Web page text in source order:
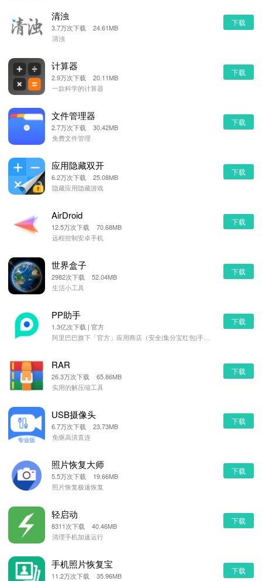
清浊
3.7万次下载 24.61MB
清浊
下载
计算器
2.9万次下载 20.11MB
一款科学的计算器
下载
文件管理器
2.7万次下载 30.42MB
免费文件管理
下载
应用隐藏双开
6.2万次下载 25.08MB
隐藏应用隐藏游戏
下载
AirDroid
12.5万次下载 70.68MB
远程控制安卓手机
下载
世界盒子
2982次下载 52.04MB
生活小工具
下载
PP助手
1.3亿次下载 | 官方
下载
RAR
26.3万次下载 65.86MB
实用的解压缩工具
下载
USB摄像头
6.7万次下载 23.73MB
免驱高清直连
下载
照片恢复大师
5.5万次下载 19.66MB
照片恢复极速恢复
下载
轻启动
8311次下载 40.46MB
清理手机加速运行
下载
手机照片恢复宝
11.2万次下载 35.96MB
下载